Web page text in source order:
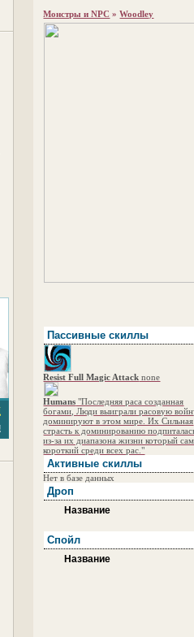
Монстры и NPC »Woodley
Пассивные скиллы
Resist Full Magic Attack none
Humans "Последняя раса созданная
богами, Люди выиграли расовую
доминируют в этом мире. Их Сильная
страсть к доминированию
из-за их диапазона жизни который
короткий среди всех рас."
Активные скиллы
Нет в базе данных
Дроп
Название
Спойл
Название